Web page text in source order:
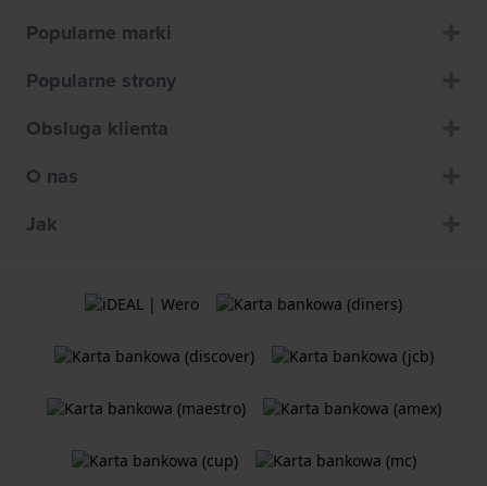
Popularne marki
Popularne strony
Obsluga klienta
O nas
Jak